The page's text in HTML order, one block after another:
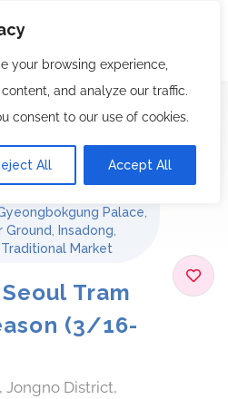
your browsing experience,
and analyze our traffic.
consent to our use of cookies.
All Accept All
Village
Palace
Ground Insadong
Market
Tram
(3/16-
Jongno District,